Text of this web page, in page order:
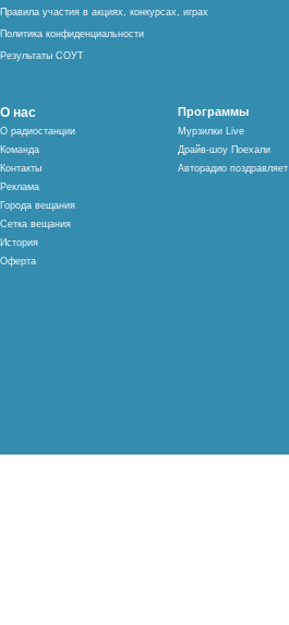
Правила участия в акциях, конкурсах, играх
Политика конфиденциальности
Результаты СОУТ
О нас
О радиостанции
Команда
Контакты
Реклама
Города вещания
Сетка вещания
История
Оферта
Программы
Мурзилки Live
Драйв-шоу Поехали
Авторадио поздравляет